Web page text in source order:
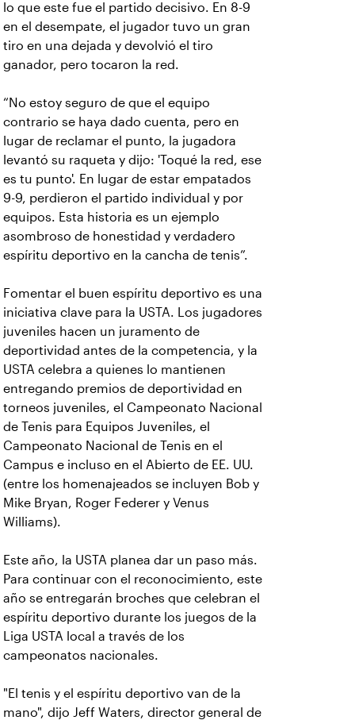
lo que este fue el partido decisivo. En 8-9
en el desempate, el jugador tuvo un gran
tiro en una dejada y devolvió el tiro
ganador, pero tocaron la red.
“No estoy seguro de que el equipo
contrario se haya dado cuenta, pero en
lugar de reclamar el punto, la jugadora
levantó su raqueta y dijo: 'Toqué la red, ese
es tu punto'. En lugar de estar empatados
9-9, perdieron el partido individual y por
equipos. Esta historia es un ejemplo
asombroso de honestidad y verdadero
espíritu deportivo en la cancha de tenis”.
Fomentar el buen espíritu deportivo es una
iniciativa clave para la USTA. Los jugadores
juveniles hacen un juramento de
deportividad antes de la competencia, y la
USTA celebra a quienes lo mantienen
entregando premios de deportividad en
torneos juveniles, el Campeonato Nacional
de Tenis para Equipos Juveniles, el
Campeonato Nacional de Tenis en el
Campus e incluso en el Abierto de EE. UU.
(entre los homenajeados se incluyen Bob y
Mike Bryan, Roger Federer y Venus
Williams).
Este año, la USTA planea dar un paso más.
Para continuar con el reconocimiento, este
año se entregarán broches que celebran el
espíritu deportivo durante los juegos de la
Liga USTA local a través de los
campeonatos nacionales.
"El tenis y el espíritu deportivo van de la
mano", dijo Jeff Waters, director general de